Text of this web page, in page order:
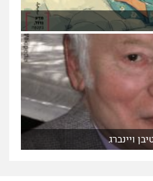
ויינברג